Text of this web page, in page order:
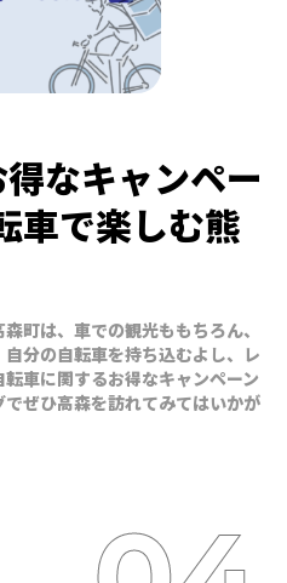
得なキャンペー
車で楽しむ熊
町は、車での観光ももちろん、
分の自転車を持ち込むよし、レ
車に関するお得なキャンペーン
ぜひ高森を訪れてみてはいかが